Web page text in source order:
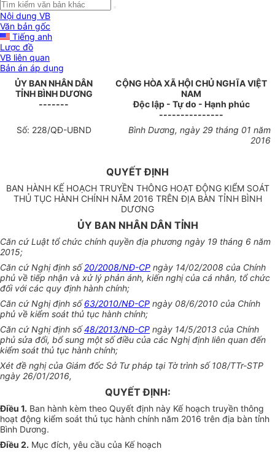
Nội dung VB
Văn bản gốc
Tiếng anh
Lược đồ
VB liên quan
Bản án áp dụng
ỦY BAN NHÂN DÂN
TỈNH BÌNH DƯƠNG
-------
CỘNG HÒA XÃ HỘI CHỦ NGHĨA VIỆT
NAM
Độc lập - Tự do - Hạnh phúc
---------------
Số: 228/QĐ-UBND Bình Dương, ngày 29tháng 01 năm
2016
QUYẾT ĐỊNH
BAN HÀNH KẾ HOẠCH TRUYỀN THÔNG HOẠT ĐỘNG KIỂM SOÁT
THỦ TỤC HÀNH CHÍNH NĂM 2016 TRÊN ĐỊA BÀN TỈNH BÌNH
DƯƠNG
ỦY BAN NHÂN DÂN TỈNH
Căn cứ Luật tổ chức chính quyền địa phương ngày 19 tháng 6 năm
2015;
Căn cứ Nghị định số20/2008/NĐ-CP ngày 14/02/2008 của Chính
phủ về tiếp nhận và xử lý phản ánh, kiến nghị của cá nhân, tổ chức
đối với các quy định hành chính;
Căn cứ Nghị định số63/2010/NĐ-CP ngày 08/6/2010 của Chính
phủ về kiểm soát thủ tục hành chính;
Căn cứ Nghị định số48/2013/NĐ-CP ngày 14/5/2013 của Chính
phủ sửa đổi, bổ sung một số điều của các Nghị định liên quan đến
kiểm soát thủ tục hành chính;
Xét đề nghị của Giám đốc Sở Tư pháp tại Tờ trình số 108/TTr-STP
ngày 26/01/2016,
QUYẾT ĐỊNH:
Điều 1. Ban hành kèm theo Quyết định này Kế hoạch truyền thông
hoạt động kiểm soát thủ tục hành chính năm 2016 trên địa bàn tỉnh
Bình Dương.
Điều 2. Mục đích, yêu cầu của Kế hoạch